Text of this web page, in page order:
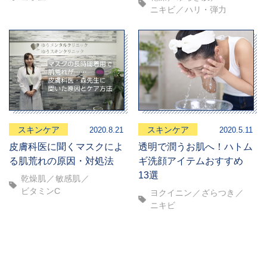
ニキビ
ハリ・弾力
スキンケア 2020.8.21
皮膚科医に聞くマスクによ
る肌荒れの原因・対処法
乾燥肌
敏感肌
ビタミンC
スキンケア 2020.5.11
透明で潤うお肌へ！ハトム
ギ洗顔アイテムおすすめ
13選
ヨクイニン
ざらつき
ニキビ